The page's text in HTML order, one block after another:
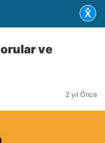
ve
2 yıl Önce